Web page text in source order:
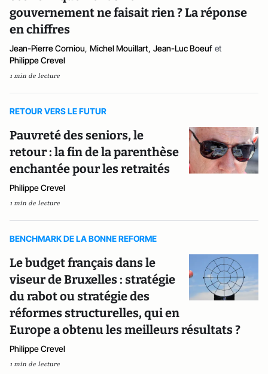
gouvernement ne faisait rien ? La réponse
en chiffres
Jean-Pierre Corniou, Michel Mouillart, Jean-Luc Boeuf et
Philippe Crevel
1 min de lecture
RETOUR VERS LE FUTUR
Pauvreté des seniors, le
retour : la fin de la parenthèse
enchantée pour les retraités
Philippe Crevel
1 min de lecture
BENCHMARK DE LA BONNE REFORME
Le budget français dans le
viseur de Bruxelles : stratégie
du rabot ou stratégie des
réformes structurelles, qui en
Europe a obtenu les meilleurs résultats ?
Philippe Crevel
1 min de lecture